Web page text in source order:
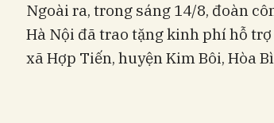
Ngoài ra, trong sáng 14/8, đoàn
Hà Nội đã trao tặng kinh phí hỗ
xã Hợp Tiến, huyện Kim Bôi, Hòa